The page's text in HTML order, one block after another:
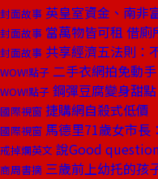
封面故事 英皇室資金、南非
封面故事 當萬物皆可租 借廁
封面故事 共享經濟五法則：
WOW!點子 二手衣網拍免動
WOW!點子 鋼彈豆腐變身甜
國際視窗 捷購網自殺式低
國際視窗 馬德里71歲女市長
戒掉爛英文 說Good
商周書摘 三歲前上幼托的孩